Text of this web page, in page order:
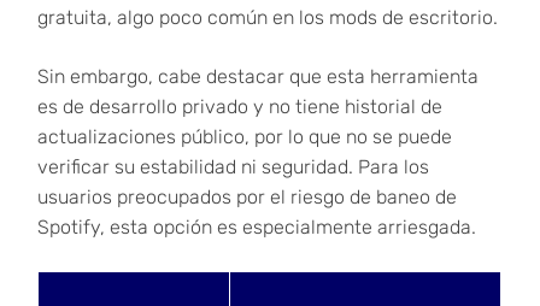
gratuita, algo poco común en los mods de escritorio.
Sin embargo, cabe destacar que esta herramienta
es de desarrollo privado y no tiene historial de
actualizaciones público, por lo que no se puede
verificar su estabilidad ni seguridad. Para los
usuarios preocupados por el riesgo de baneo de
Spotify, esta opción es especialmente arriesgada.